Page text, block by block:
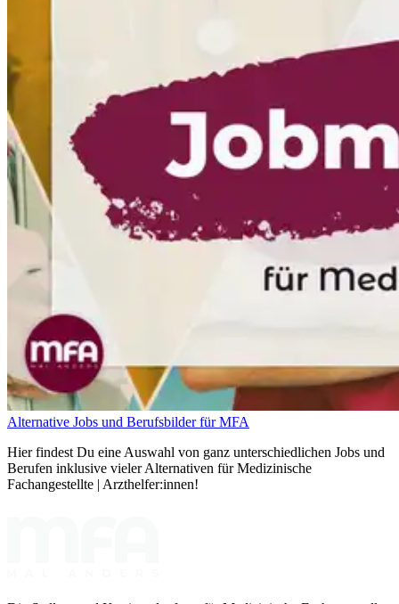
Alternative Jobs und Berufsbilder für MFA
Hier findest Du eine Auswahl von ganz unterschiedlichen Jobs und
Berufen inklusive vieler Alternativen für Medizinische
Fachangestellte | Arzthelfer:innen!